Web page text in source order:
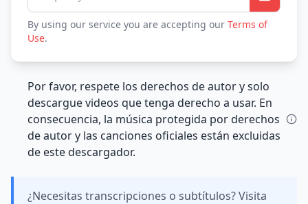
By using our service you are accepting our Terms of
Use.
Por favor, respete los derechos de autor y solo
descargue videos que tenga derecho a usar. En
consecuencia, la música protegida por derechos
de autor y las canciones oficiales están excluidas
de este descargador.
¿Necesitas transcripciones o subtítulos? Visita